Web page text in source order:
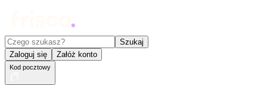
Czego szukasz?
Szukaj
Zaloguj się
Załóż konto
Kod pocztowy